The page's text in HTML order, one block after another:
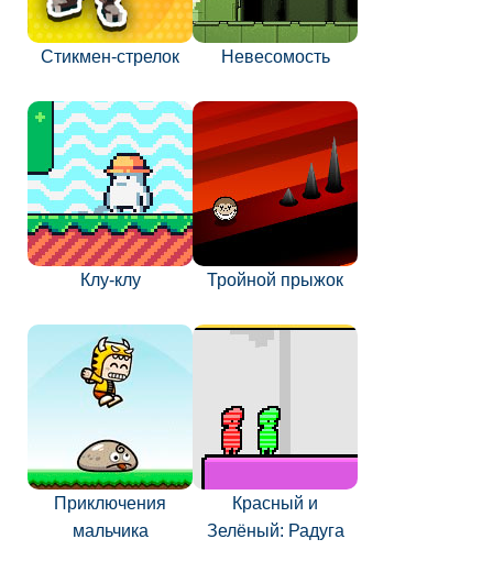
Стикмен-стрелок Невесомость
Клу-клу Тройной прыжок
Приключения
мальчика
Красный и
Зелёный: Радуга